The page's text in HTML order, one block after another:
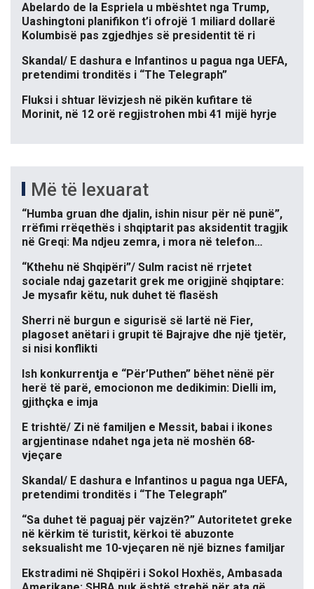
Abelardo de la Espriela u mbështet nga Trump,
Uashingtoni planifikon t’i ofrojë 1 miliard dollarë
Kolumbisë pas zgjedhjes së presidentit të ri
Skandal/ E dashura e Infantinos u pagua nga UEFA,
pretendimi tronditës i “The Telegraph”
Fluksi i shtuar lëvizjesh në pikën kufitare të
Morinit, në 12 orë regjistrohen mbi 41 mijë hyrje
Më të lexuarat
“Humba gruan dhe djalin, ishin nisur për në punë”,
rrëfimi rrëqethës i shqiptarit pas aksidentit tragjik
në Greqi: Ma ndjeu zemra, i mora në telefon…
“Kthehu në Shqipëri”/ Sulm racist në rrjetet
sociale ndaj gazetarit grek me origjinë shqiptare:
Je mysafir këtu, nuk duhet të flasësh
Sherri në burgun e sigurisë së lartë në Fier,
plagoset anëtari i grupit të Bajrajve dhe një tjetër,
si nisi konflikti
Ish konkurrentja e “Për’Puthen” bëhet nënë për
herë të parë, emocionon me dedikimin: Dielli im,
gjithçka e imja
E trishtë/ Zi në familjen e Messit, babai i ikones
argjentinase ndahet nga jeta në moshën 68-
vjeçare
Skandal/ E dashura e Infantinos u pagua nga UEFA,
pretendimi tronditës i “The Telegraph”
“Sa duhet të paguaj për vajzën?” Autoritetet greke
në kërkim të turistit, kërkoi të abuzonte
seksualisht me 10-vjeçaren në një biznes familjar
Ekstradimi në Shqipëri i Sokol Hoxhës, Ambasada